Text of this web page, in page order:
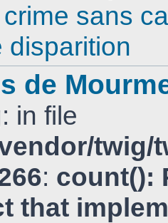
sans
disparition
de
: in file
: count():
that